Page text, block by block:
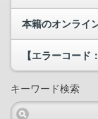
キーワード検索